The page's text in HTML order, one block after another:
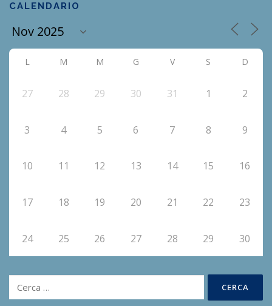
CALENDARIO
L M M G V S D
27 28 29 30 31 1 2
3 4 5 6 7 8 9
10 11 12 13 14 15 16
17 18 19 20 21 22 23
24 25 26 27 28 29 30